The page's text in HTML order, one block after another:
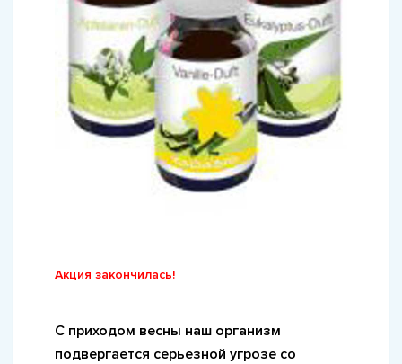
Акция закончилась!
С приходом весны наш организм
подвергается серьезной угрозе со